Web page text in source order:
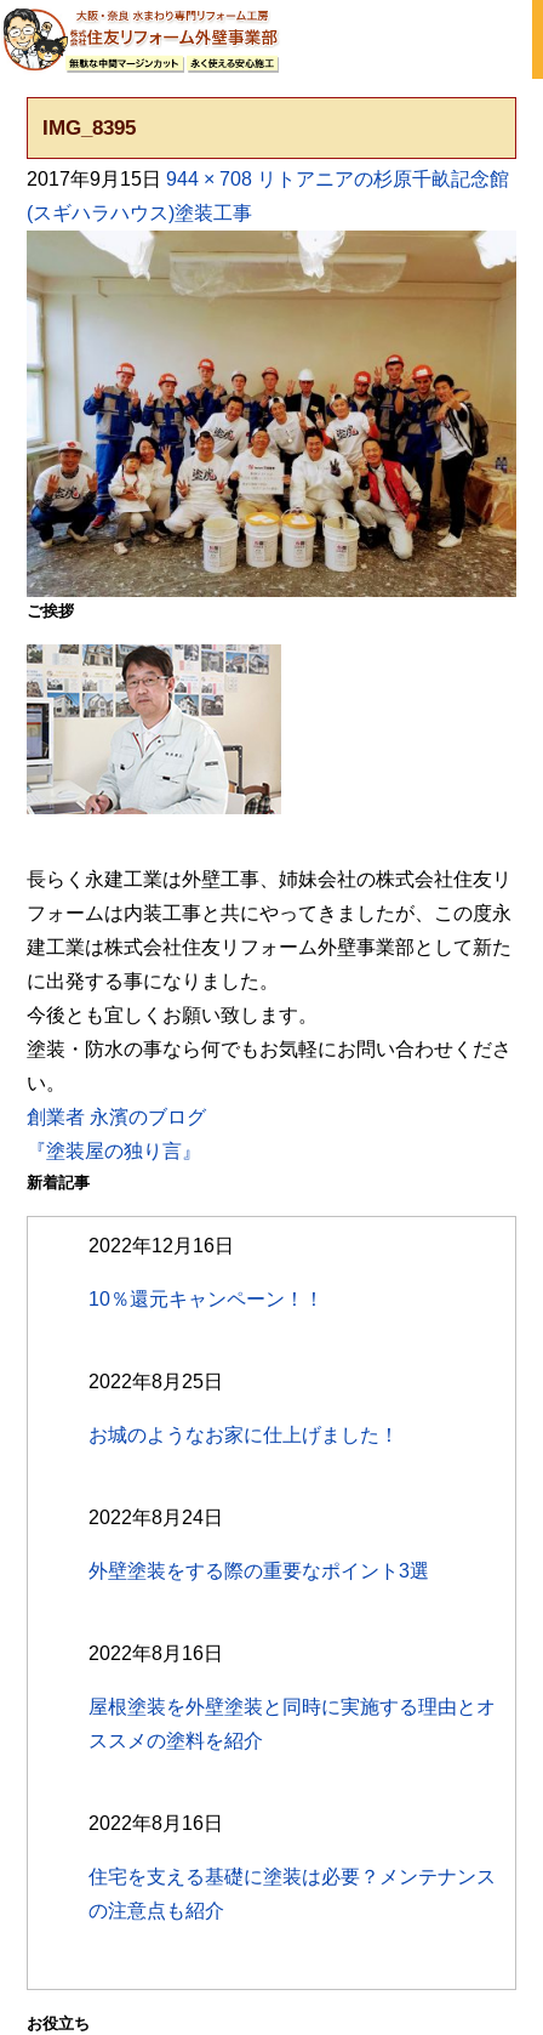
IMG_8395
2017年9月15日 944 × 708 リトアニアの杉原千畝記念館
(スギハラハウス)塗装工事
えの方は塗装専門店の株式会社住友リフォーム外壁
事業部へ。【電話：0800-200-5246/受付：8時～20
時土日対応】メール相談・御見積り依頼は24時間受
付。『後悔しない塗り替えガイドブック』無料進呈
ご挨拶
長らく永建工業は外壁工事、姉妹会社の株式会社住友リ
フォームは内装工事と共にやってきましたが、この度永
建工業は株式会社住友リフォーム外壁事業部として新た
に出発する事になりました。
今後とも宜しくお願い致します。
塗装・防水の事なら何でもお気軽にお問い合わせくださ
い。
創業者 永濱のブログ
『塗装屋の独り言』
新着記事
2022年12月16日
10％還元キャンペーン！！
2022年8月25日
お城のようなお家に仕上げました！
2022年8月24日
外壁塗装をする際の重要なポイント3選
2022年8月16日
屋根塗装を外壁塗装と同時に実施する理由とオ
ススメの塗料を紹介
2022年8月16日
住宅を支える基礎に塗装は必要？メンテナンス
の注意点も紹介
お役立ち